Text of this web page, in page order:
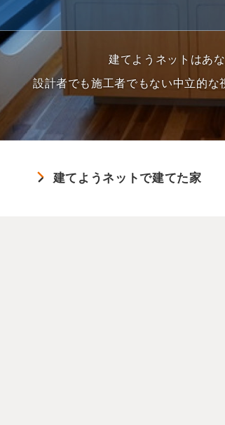
建てようネットはあ
設計者でも施工者でもない中立的な
建てようネットで建てた家